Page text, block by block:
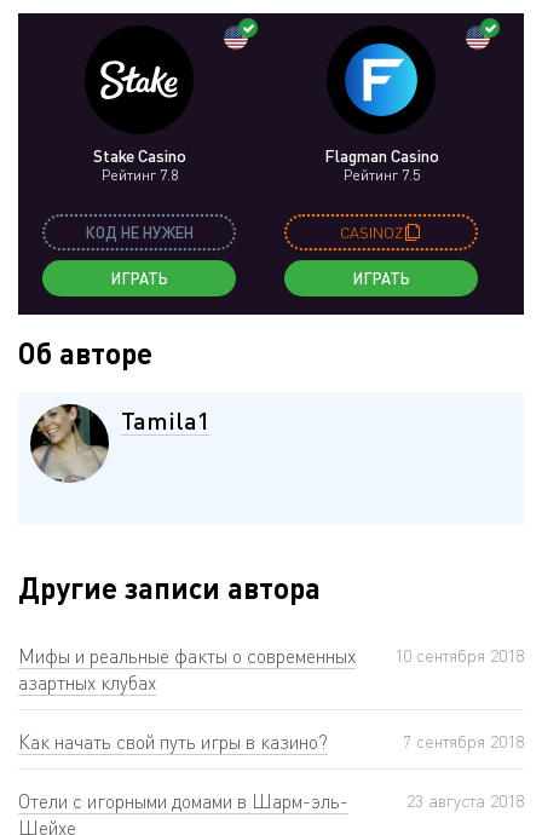
Stake Casino
Рейтинг 7.8
КОД НЕ НУЖЕН
ИГРАТЬ
Flagman Casino
Рейтинг 7.5
CASINOZ
ИГРАТЬ
Об авторе
Tamila1
Другие записи автора
Мифы и реальные факты о современных
азартных клубах
10 сентября 2018
Как начать свой путь игры в казино? 7 сентября 2018
Отели с игорными домами в Шарм-эль-
Шейхе
23 августа 2018